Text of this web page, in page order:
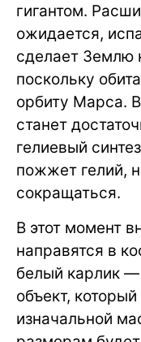
гигантом.
ожидается,
сделает Землю
поскольку
орбиту Марса.
станет
гелиевый
пожжет гелий,
сокращаться.
В этот момент
направятся в
белый карлик
объект,
изначальной